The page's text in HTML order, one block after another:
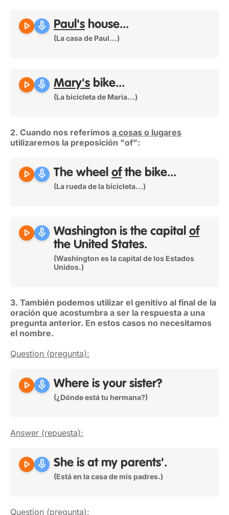
play_arrow mic Paul's house...
(La casa de Paul...)
play_arrow mic Mary's bike...
(La bicicleta de Maria...)
2. Cuando nos referimos a cosas o lugares
utilizaremos la preposición "of":
play_arrow mic The wheel ofthe bike...
(La rueda de la bicicleta...)
play_arrow mic Washington is the capital of
the United States.
(Washington es la capital de los Estados
Unidos.)
3. También podemos utilizar el genitivo al final de la
oración que acostumbra a ser la respuesta a una
pregunta anterior. En estos casos no necesitamos
el nombre.
Question (pregunta):
play_arrow mic Where is yoursister?
(¿Dónde está tu hermana?)
Answer (repuesta):
play_arrow mic She is at my parents'.
(Está en la casa de mis padres.)
Question (pregunta):